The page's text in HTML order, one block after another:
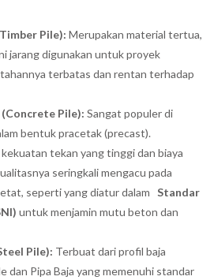
Pile): Merupakan material tertua,
jarang digunakan untuk proyek
terbatas dan rentan terhadap
Pile): Sangat populer di
bentuk pracetak (precast).
tekan yang tinggi dan biaya
seringkali mengacu pada
seperti yang diatur dalam Standar
untuk menjamin mutu beton dan
Pile): Terbuat dari profil baja
dan Pipa Baja yang memenuhi standar